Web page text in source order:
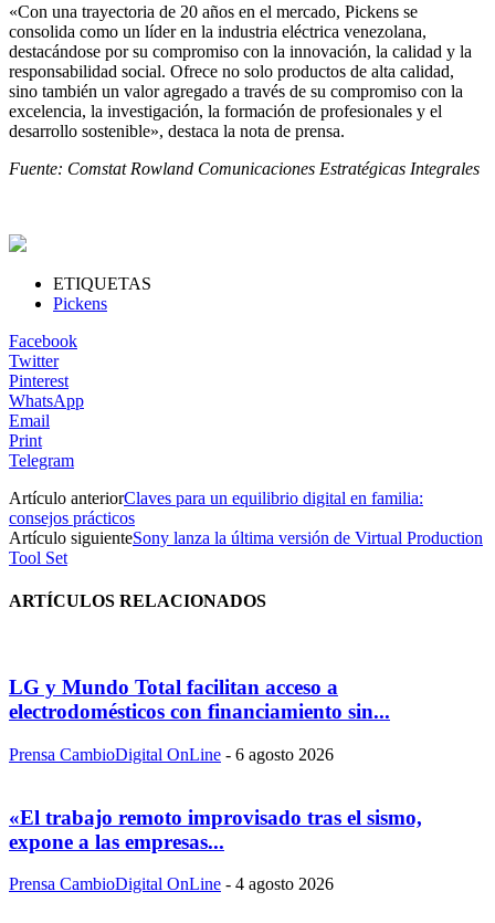
«Con una trayectoria de 20 años en el mercado, Pickens se
consolida como un líder en la industria eléctrica venezolana,
destacándose por su compromiso con la innovación, la calidad y la
responsabilidad social. Ofrece no solo productos de alta calidad,
sino también un valor agregado a través de su compromiso con la
excelencia, la investigación, la formación de profesionales y el
desarrollo sostenible», destaca la nota de prensa.
Fuente: Comstat Rowland Comunicaciones Estratégicas Integrales
ETIQUETAS
Pickens
Facebook
Twitter
Pinterest
WhatsApp
Email
Print
Telegram
Artículo anteriorClaves para un equilibrio digital en familia:
consejos prácticos
Artículo siguienteSony lanza la última versión de Virtual Production
Tool Set
ARTÍCULOS RELACIONADOS
LG y Mundo Total facilitan acceso a
electrodomésticos con financiamiento sin...
Prensa CambioDigital OnLine - 6 agosto 2026
«El trabajo remoto improvisado tras el sismo,
expone a las empresas...
Prensa CambioDigital OnLine - 4 agosto 2026